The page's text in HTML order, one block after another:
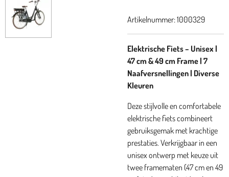
Artikelnummer:1000329
Elektrische Fiets – Unisex |
47 cm & 49 cm Frame | 7
Naafversnellingen | Diverse
Kleuren
Deze stijlvolle en comfortabele
elektrische fiets combineert
gebruiksgemak met krachtige
prestaties. Verkrijgbaar in een
unisex ontwerp met keuze uit
twee framematen (47 cm en 49